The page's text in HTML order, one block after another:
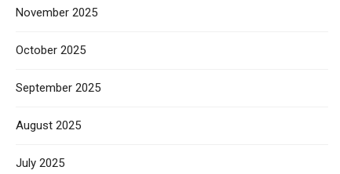
November 2025
October 2025
September 2025
August 2025
July 2025